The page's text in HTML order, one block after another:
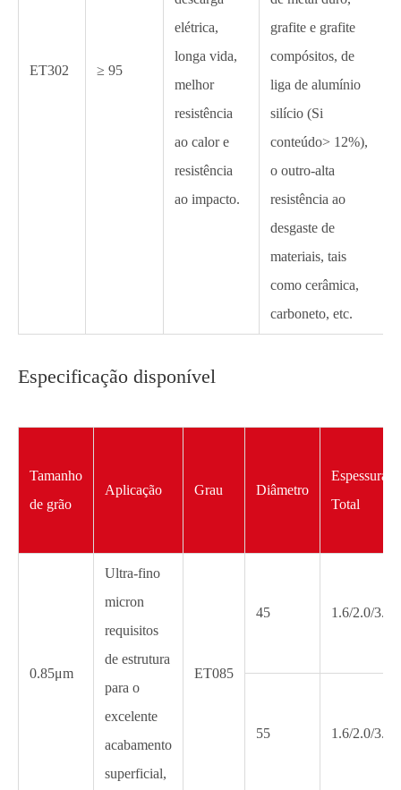
ET302 ≥ 95
elétrica,
longa vida,
melhor
resistência
ao calor e
resistência
ao impacto.
grafite e grafite
compósitos, de
liga de alumínio
silício (Si
conteúdo> 12%),
o outro-alta
resistência ao
desgaste de
materiais, tais
como cerâmica,
carboneto, etc.
Especificação disponível
Tamanho
de grão
Aplicação Grau Diâmetro
Espessura
Total
0.85μm
Ultra-fino
micron
requisitos
de estrutura
para o
excelente
acabamento
superficial,
ET085
45 1.6/2.0/3.2
55 1.6/2.0/3.2